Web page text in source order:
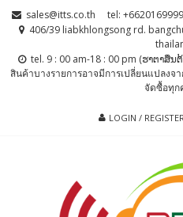
Skip
Skip sales@itts.co.th
tel:
406/39 liabkhlongsong rd.
tel. 9 : 00 am-18 : 00 pm (ຮາຕາສຶ
สินค้าบางรายการอาจมีการเปลี่ยนแปลง
จัดซื้อทุก
LOGIN /